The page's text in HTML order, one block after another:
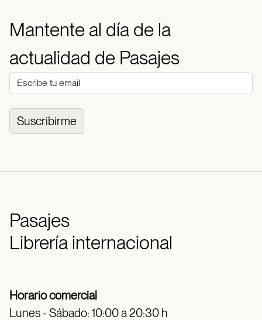
Mantente al día de la
actualidad de Pasajes
Suscribirme
Pasajes
Librería internacional
Horario comercial
Lunes - Sábado: 10:00 a 20:30 h